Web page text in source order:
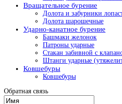
Вращательное бурение
Долота и забурники
Долота шарошечные
Ударно-канатное бурение
Башмаки желонок
Патроны ударные
Стакан забивной с
Штанги ударные
Ковшебуры
Ковшебуры
Обратная связь